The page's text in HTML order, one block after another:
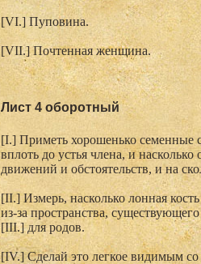
[VI.] Пуповина.
[VII.] Почтенная женщина.
Лист 4 оборотный
[I.] Приметь хорошенько семенные
вплоть до устья члена, и
движений и обстоятельств, и на
[II.] Измерь, насколько лонная
из-за пространства,
[III.] для родов.
[IV.] Сделай это легкое видимым